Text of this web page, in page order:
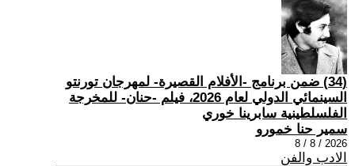
(34) ضمن برنامج -الأفلام القصيرة- لمهرجان تورنتو
السينمائي الدولي لعام 2026، فيلم -حنان- للمخرجة
الفلسلطينية سابرينا خوري
سمير حنا خمورو
2026 / 8 / 8
الادب والفن